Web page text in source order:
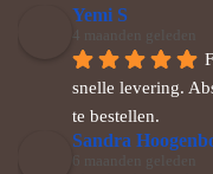
Yemi S
4 maanden geleden
snelle levering.
te bestellen.
Sandra
6 maanden geleden